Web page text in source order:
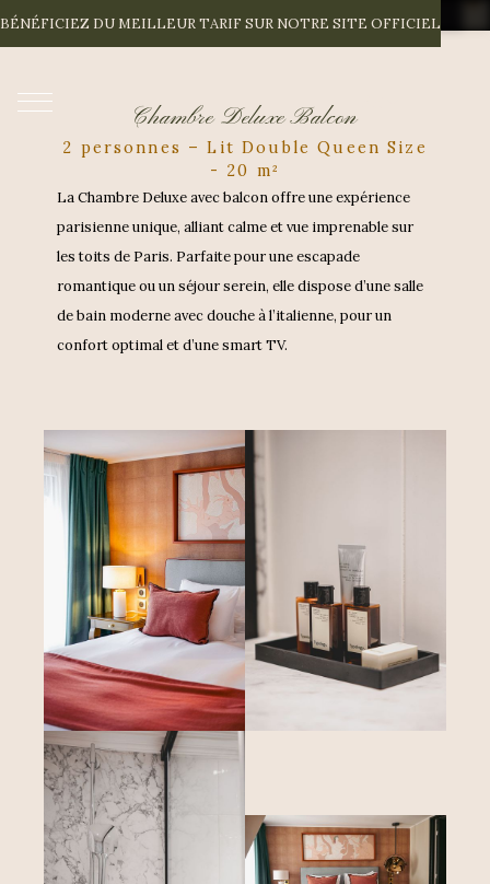
BÉNÉFICIEZ DU MEILLEUR TARIF SUR NOTRE SITE OFFICIEL
CHAMBRE DELUXE BALCON
Chambre Deluxe Balcon
2 personnes – Lit Double Queen Size
- 20 m²
La Chambre Deluxe avec balcon offre une expérience
parisienne unique, alliant calme et vue imprenable sur
les toits de Paris. Parfaite pour une escapade
romantique ou un séjour serein, elle dispose d’une salle
de bain moderne avec douche à l’italienne, pour un
confort optimal et d’une smart TV.